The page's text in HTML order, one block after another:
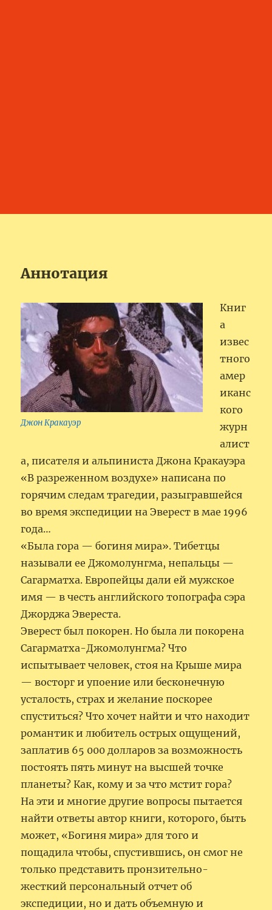
Аннотация
Джон Кракауэр
Книг
а
извес
тного
амер
иканс
кого
журн
алист
а, писателя и альпиниста Джона Кракауэра
«В разреженном воздухе» написана по
горячим следам трагедии, разыгравшейся
во время экспедиции на Эверест в мае 1996
года…
«Была гора — богиня мира». Тибетцы
называли ее Джомолунгма, непальцы —
Сагарматха. Европейцы дали ей мужское
имя — в честь английского топографа сэра
Джорджа Эвереста.
Эверест был покорен. Но была ли покорена
Сагарматха-Джомолунгма? Что
испытывает человек, стоя на Крыше мира
— восторг и упоение или бесконечную
усталость, страх и желание поскорее
спуститься? Что хочет найти и что находит
романтик и любитель острых ощущений,
заплатив 65 000 долларов за возможность
постоять пять минут на высшей точке
планеты? Как, кому и за что мстит гора?
На эти и многие другие вопросы пытается
найти ответы автор книги, которого, быть
может, «Богиня мира» для того и
пощадила чтобы, спустившись, он смог не
только представить пронзительно-
жесткий персональный отчет об
экспедиции, но и дать объемную и